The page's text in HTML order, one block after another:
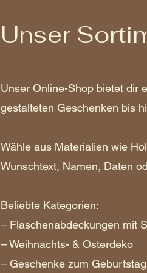
Unser
Unser Online-Shop bietet dir
gestalteten Geschenken bis
Wähle aus Materialien wie
Wunschtext, Namen, Daten
Beliebte Kategorien:
– Flaschenabdeckungen mit
– Weihnachts- & Osterdeko
– Geschenke zum